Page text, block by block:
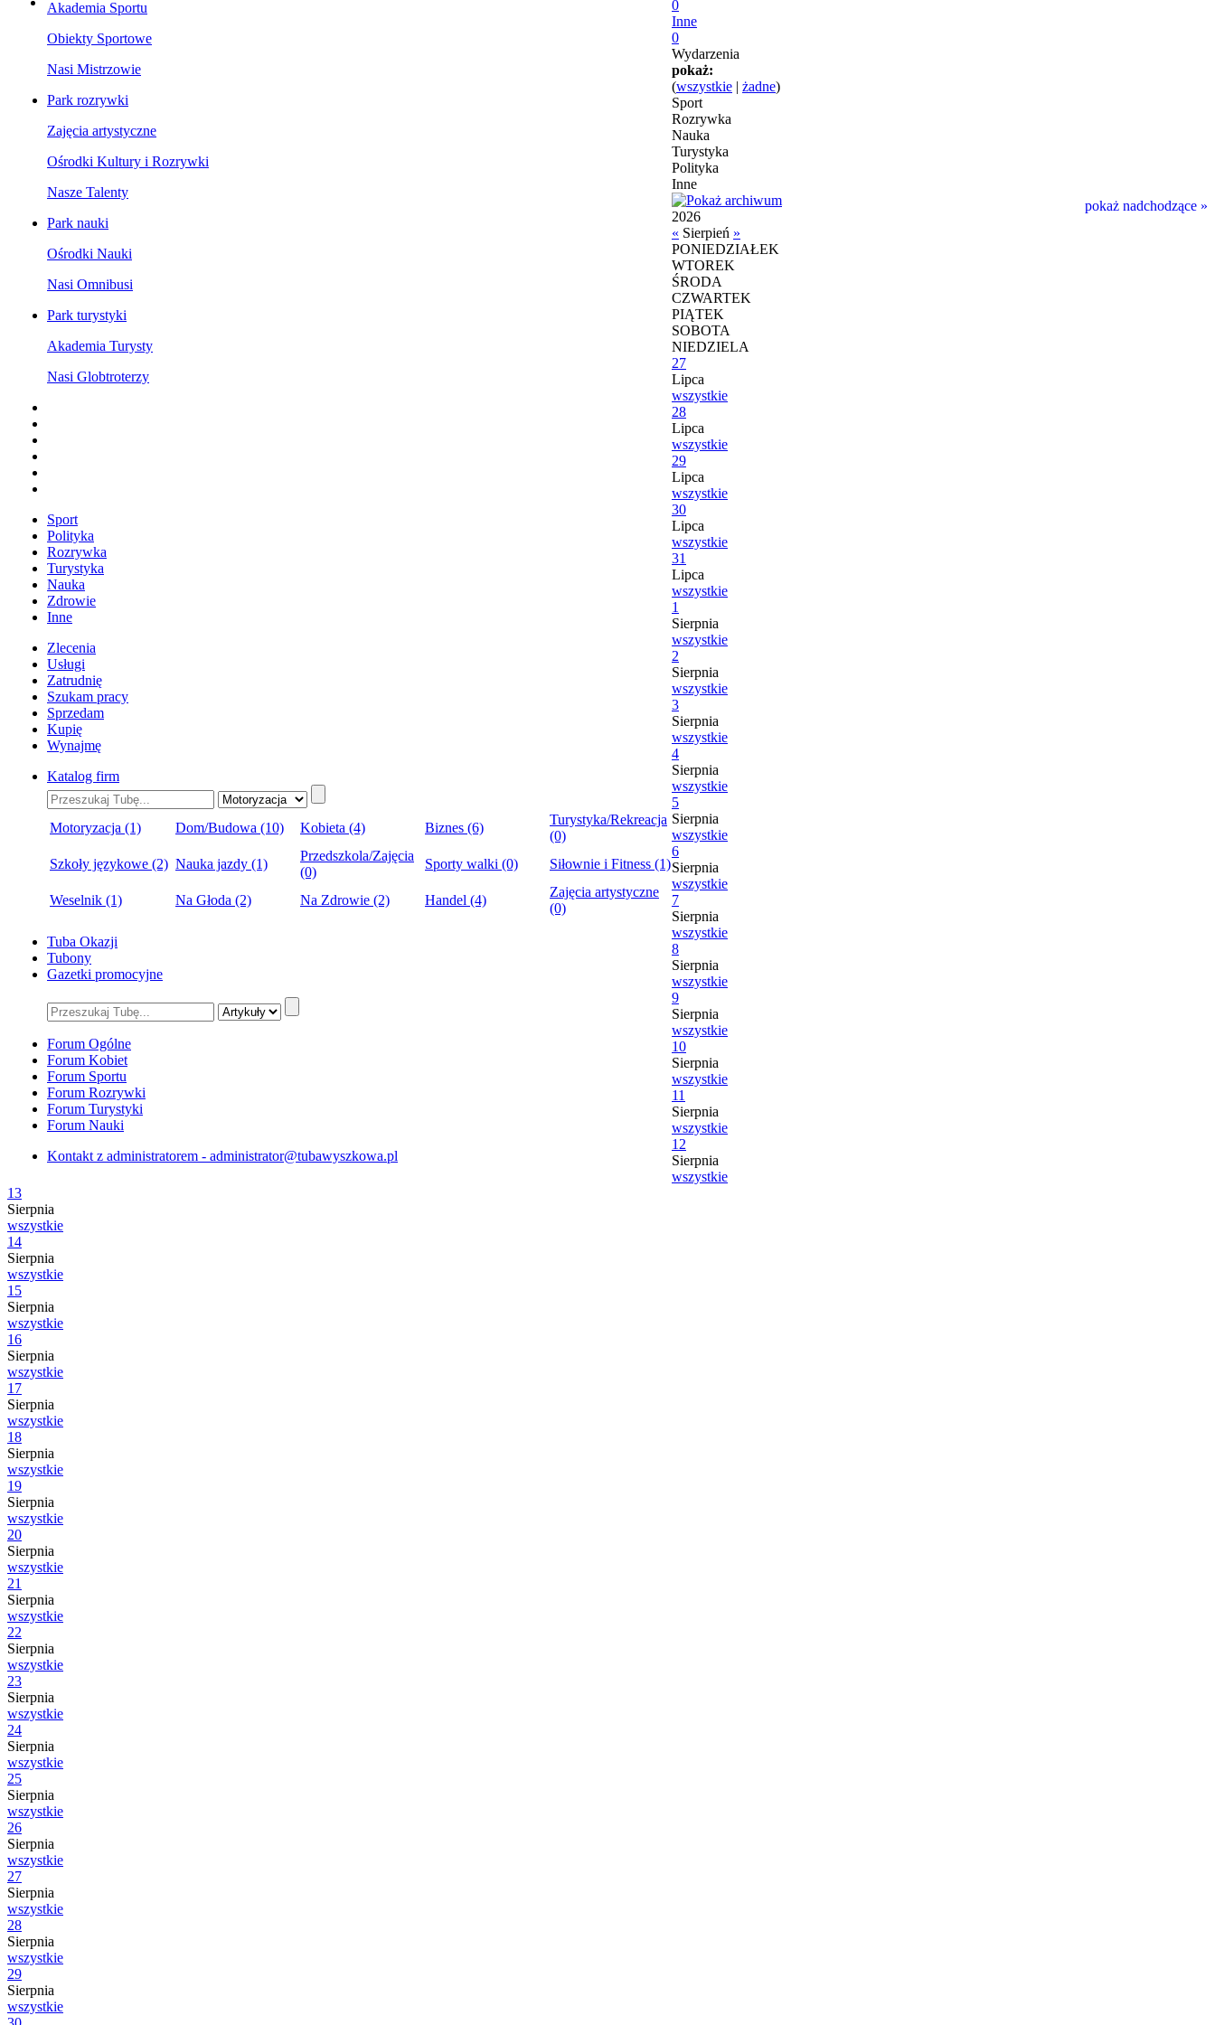
Akademia Sportu
Obiekty Sportowe
Nasi Mistrzowie
Park rozrywki
Zajęcia artystyczne
Ośrodki Kultury i Rozrywki
Nasze Talenty
Park nauki
Ośrodki Nauki
Nasi Omnibusi
Park turystyki
Akademia Turysty
Nasi Globtroterzy
Sport
Polityka
Rozrywka
Turystyka
Nauka
Zdrowie
Inne
Zlecenia
Usługi
Zatrudnię
Szukam pracy
Sprzedam
Kupię
Wynajmę
Katalog firm
Motoryzacja (1) Dom/Budowa (10) Kobieta (4) Biznes (6)
Turystyka/Rekreacja
(0)
Szkoły językowe (2) Nauka jazdy (1)
Przedszkola/Zajęcia
(0)
Sporty walki (0) Siłownie i Fitness (1)
Weselnik (1) Na Głoda (2) Na Zdrowie (2) Handel (4)
Zajęcia artystyczne
(0)
Tuba Okazji
Tubony
Gazetki promocyjne
Forum Ogólne
Forum Kobiet
Forum Sportu
Forum Rozrywki
Forum Turystyki
Forum Nauki
Kontakt z administratorem - administrator@tubawyszkowa.pl
0
Inne
0
Wydarzenia
pokaż:
(wszystkie | żadne)
Sport
Rozrywka
Nauka
Turystyka
Polityka
Inne
pokaż nadchodzące »
2026
« Sierpień »
PONIEDZIAŁEK
WTOREK
ŚRODA
CZWARTEK
PIĄTEK
SOBOTA
NIEDZIELA
27
Lipca
wszystkie
28
Lipca
wszystkie
29
Lipca
wszystkie
30
Lipca
wszystkie
31
Lipca
wszystkie
1
Sierpnia
wszystkie
2
Sierpnia
wszystkie
3
Sierpnia
wszystkie
4
Sierpnia
wszystkie
5
Sierpnia
wszystkie
6
Sierpnia
wszystkie
7
Sierpnia
wszystkie
8
Sierpnia
wszystkie
9
Sierpnia
wszystkie
10
Sierpnia
wszystkie
11
Sierpnia
wszystkie
12
Sierpnia
wszystkie
13
Sierpnia
wszystkie
14
Sierpnia
wszystkie
15
Sierpnia
wszystkie
16
Sierpnia
wszystkie
17
Sierpnia
wszystkie
18
Sierpnia
wszystkie
19
Sierpnia
wszystkie
20
Sierpnia
wszystkie
21
Sierpnia
wszystkie
22
Sierpnia
wszystkie
23
Sierpnia
wszystkie
24
Sierpnia
wszystkie
25
Sierpnia
wszystkie
26
Sierpnia
wszystkie
27
Sierpnia
wszystkie
28
Sierpnia
wszystkie
29
Sierpnia
wszystkie